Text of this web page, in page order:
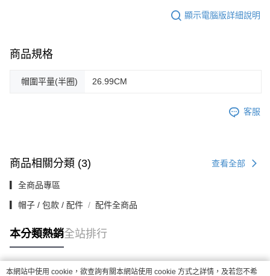
顯示電腦版詳細說明
商品規格
帽圍平量(半圈) 26.99CM
客服
商品相關分類 (3) 查看全部
▎全商品專區
▎帽子 / 包款 / 配件 配件全商品
本分類熱銷全站排行
本網站中使用 cookie，欲查詢有關本網站使用 cookie 方式之詳情，及若您不希